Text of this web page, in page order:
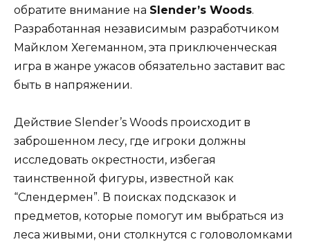
обратите внимание на Slender’s Woods.
Разработанная независимым разработчиком
Майклом Хегеманном, эта приключенческая
игра в жанре ужасов обязательно заставит вас
быть в напряжении.
Действие Slender’s Woods происходит в
заброшенном лесу, где игроки должны
исследовать окрестности, избегая
таинственной фигуры, известной как
“Слендермен”. В поисках подсказок и
предметов, которые помогут им выбраться из
леса живыми, они столкнутся с головоломками